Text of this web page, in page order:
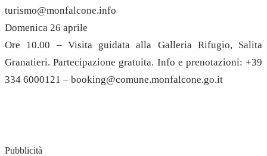
turismo@monfalcone.info
Domenica 26 aprile
Ore 10.00 – Visita guidata alla Galleria Rifugio, Salita
Granatieri. Partecipazione gratuita. Info e prenotazioni: +39
334 6000121 – booking@comune.monfalcone.go.it
Pubblicità